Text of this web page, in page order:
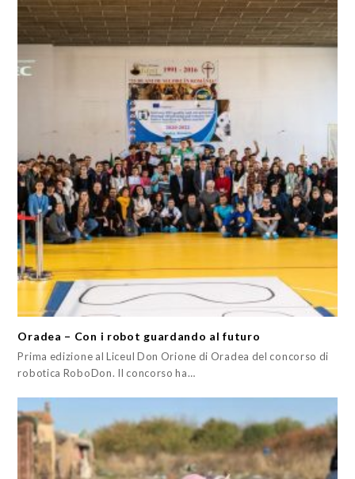
Oradea – Con i robot guardando al futuro
Prima edizione al Liceul Don Orione di Oradea del concorso di
robotica RoboDon. Il concorso ha…